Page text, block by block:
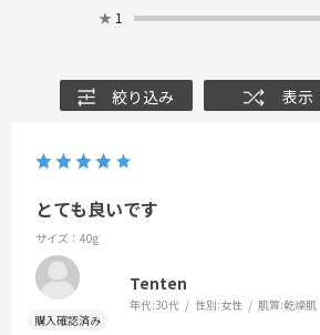
★ 1
絞り込み 表示
とても良いです
サイズ：40g
Tenten
年代:30代 性別:女性 肌質:乾燥肌